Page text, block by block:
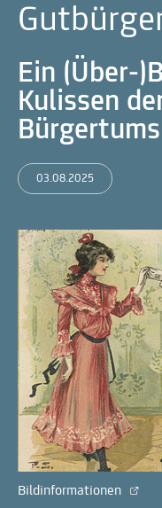
Ein (Über-
Kulissen
Bürgertums
03.08.2025
Bildinformationen